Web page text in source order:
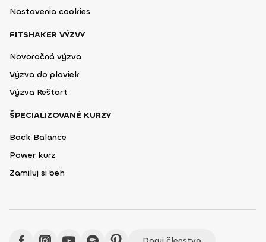
Nastavenia cookies
FITSHAKER VÝZVY
Novoročná výzva
Výzva do plaviek
Výzva Reštart
ŠPECIALIZOVANÉ KURZY
Back Balance
Power kurz
Zamiluj si beh